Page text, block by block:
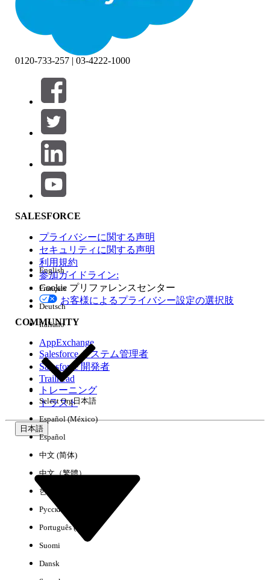
絞り込み条件 (0)
絞り込み条件を選択
製品エリア
機能の影響
エディション
環境
0120-733-257 | 03-4222-1000
SALESFORCE
プライバシーに関する声明
セキュリティに関する声明
利用規約
参加ガイドライン:
Cookie プリファレンスセンター
お客様によるプライバシー設定の選択肢
COMMUNITY
AppExchange
Salesforce システム管理者
Salesforce 開発者
Trailhead
トレーニング
トラスト
日本語
English
Français
Deutsch
Italiano
Select Org日本語
Español (México)
Español
中文 (简体)
中文（繁體）
한국어
Русский
Português (Brasil)
Suomi
Dansk